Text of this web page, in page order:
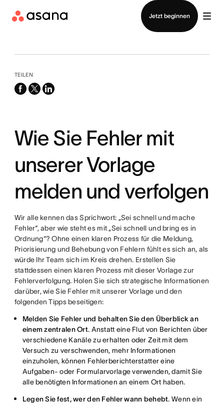
Jetzt beginnen
Vertrieb kontaktieren
TEILEN
facebook
x-
linkedin
Wie Sie Fehler mit
unserer Vorlage
melden und verfolgen
Wir alle kennen das Sprichwort: „Sei schnell und mache
Fehler“, aber wie steht es mit „Sei schnell und bring es in
Ordnung“? Ohne einen klaren Prozess für die Meldung,
Priorisierung und Behebung von Fehlern fühlt es sich an, als
würde Ihr Team sich im Kreis drehen. Erstellen Sie
stattdessen einen klaren Prozess mit dieser Vorlage zur
Fehlerverfolgung. Holen Sie sich strategische Informationen
darüber, wie Sie Fehler mit unserer Vorlage und den
folgenden Tipps beseitigen:
Melden Sie Fehler und behalten Sie den Überblick an
einem zentralen Ort. Anstatt eine Flut von Berichten über
verschiedene Kanäle zu erhalten oder Zeit mit dem
Versuch zu verschwenden, mehr Informationen
einzuholen, können Fehlerberichterstatter eine
Aufgaben- oder Formularvorlage verwenden, damit Sie
alle benötigten Informationen an einem Ort haben.
Legen Sie fest, wer den Fehler wann behebt. Wenn ein